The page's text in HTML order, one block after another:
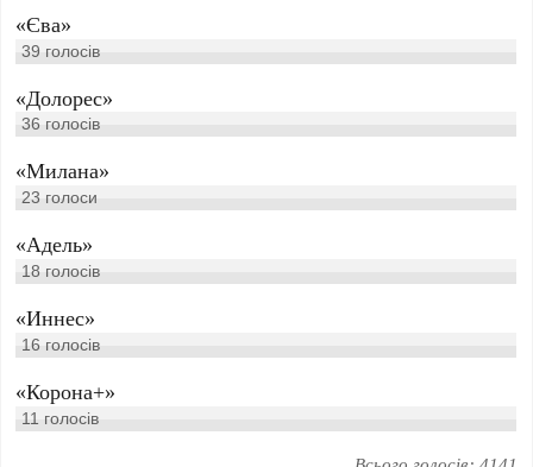
«Єва»
39 голосів
«Долорес»
36 голосів
«Милана»
23 голоси
«Адель»
18 голосів
«Иннес»
16 голосів
«Корона+»
11 голосів